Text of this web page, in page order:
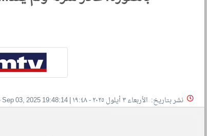
نشر بتاريخ: الأربعاء ٣ أيلول ٢٠٢٥ - ١٩:٤٨ |
Sep 03, 2025 19:48:14